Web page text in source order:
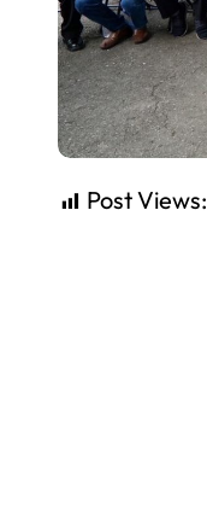
Post Views: